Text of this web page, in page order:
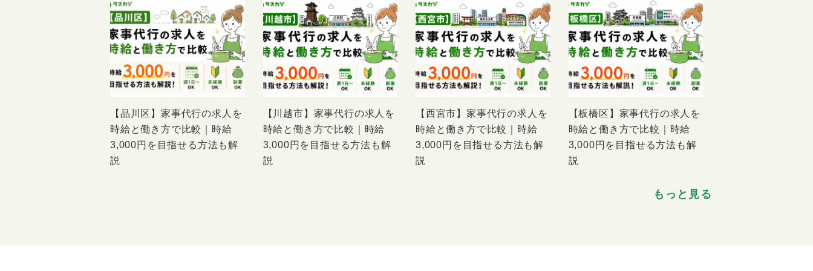
【品川区】家事代行の求人を
時給と働き方で比較｜時給
3,000円を目指せる方法も解
説
【川越市】家事代行の求人を
時給と働き方で比較｜時給
3,000円を目指せる方法も解
説
【西宮市】家事代行の求人を
時給と働き方で比較｜時給
3,000円を目指せる方法も解
説
【板橋区】家事代行の求人を
時給と働き方で比較｜時給
3,000円を目指せる方法も解
説
もっと見る